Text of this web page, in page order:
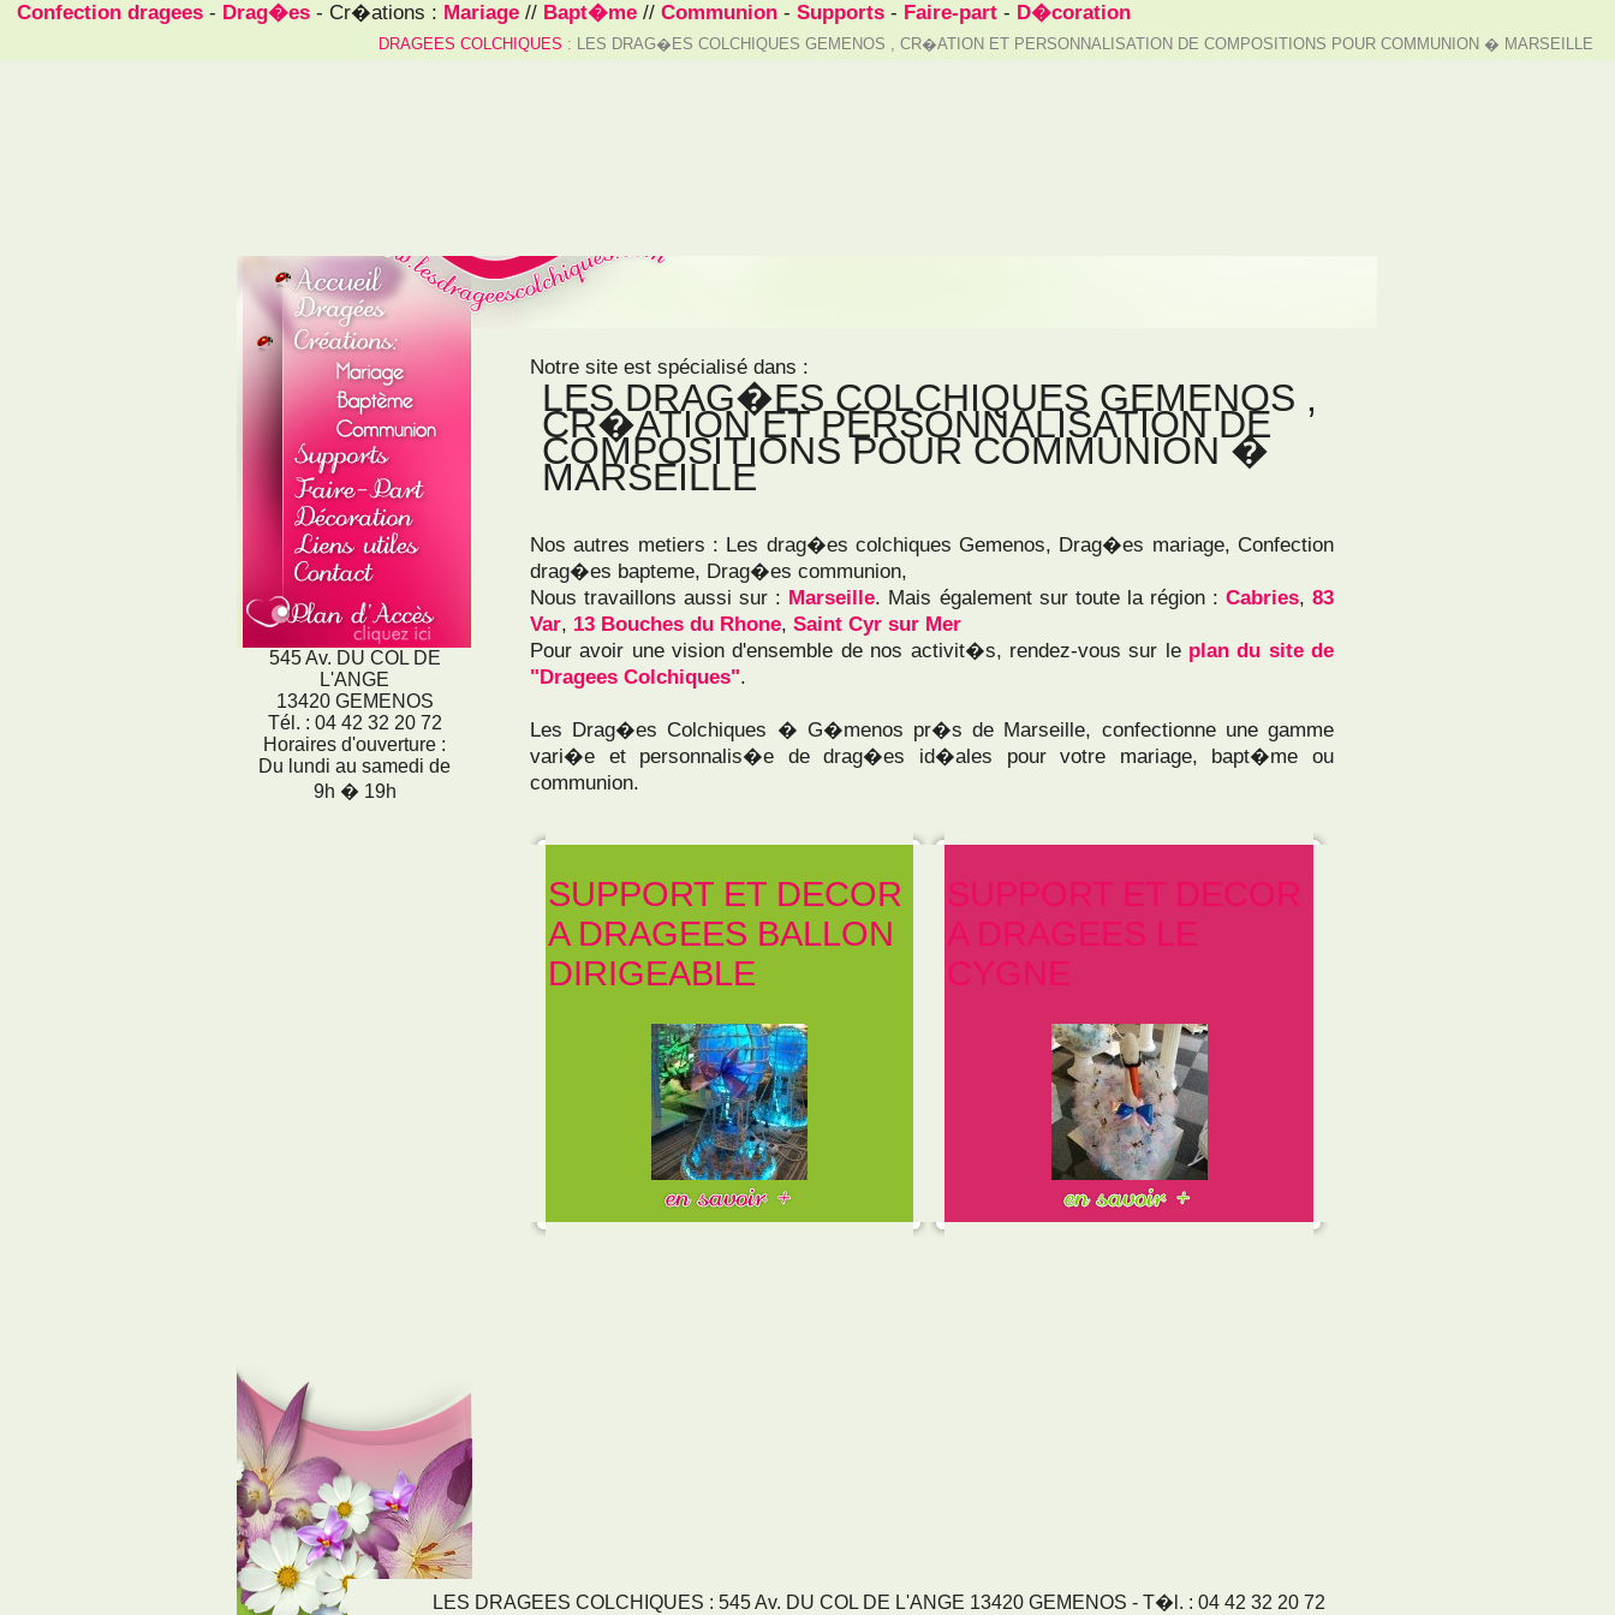
Confection dragees- Drag�es- Cr�ations : Mariage// Bapt�me// Communion- Supports- Faire-part- D�coration
DRAGEES COLCHIQUES : LES DRAG�ES COLCHIQUES GEMENOS , CR�ATION ET PERSONNALISATION DE COMPOSITIONS POUR COMMUNION � MARSEILLE
545 Av. DU COL DE
L'ANGE
13420 GEMENOS
Tél. : 04 42 32 20 72
Horaires d'ouverture :
Du lundi au samedi de
9h � 19h
Notre site est spécialisé dans :
LES DRAG�ES COLCHIQUES GEMENOS ,
CR�ATION ET PERSONNALISATION DE
COMPOSITIONS POUR COMMUNION �
MARSEILLE
Nos autres metiers : Les drag�es colchiques Gemenos, Drag�es mariage, Confection
drag�es bapteme, Drag�es communion,
Nous travaillons aussi sur : Marseille. Mais également sur toute la région : Cabries,83
Var, 13 Bouches du Rhone, Saint Cyr sur Mer
Pour avoir une vision d'ensemble de nos activit�s, rendez-vous sur le plan du site de
"Dragees Colchiques".
Les Drag�es Colchiques � G�menos pr�s de Marseille, confectionne une gamme
vari�e et personnalis�e de drag�es id�ales pour votre mariage, bapt�me ou
communion.
SUPPORT ET DECOR
A DRAGEES BALLON
DIRIGEABLE
SUPPORT ET DECOR
A DRAGEES LE
CYGNE
LES DRAGEES COLCHIQUES : 545 Av. DU COL DE L'ANGE 13420 GEMENOS - T�l. : 04 42 32 20 72